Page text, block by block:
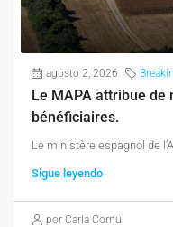
agosto 2, 2026
Le MAPA attribue de
bénéficiaires.
Le ministère espagnol de
Sigue leyendo
por Carla Cornu